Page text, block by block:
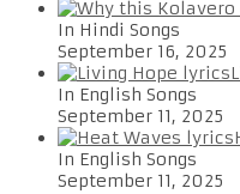
In Hindi Songs
September 16, 2025
In English Songs
September 11, 2025
In English Songs
September 11, 2025